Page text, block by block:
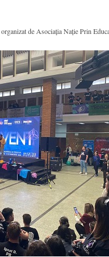
de Asociația Nație Prin